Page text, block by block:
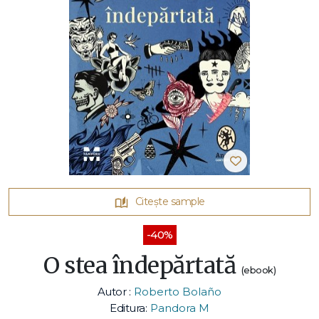
Citește sample
-40%
O stea îndepărtată (ebook)
Autor : Roberto Bolaño
Editura: Pandora M